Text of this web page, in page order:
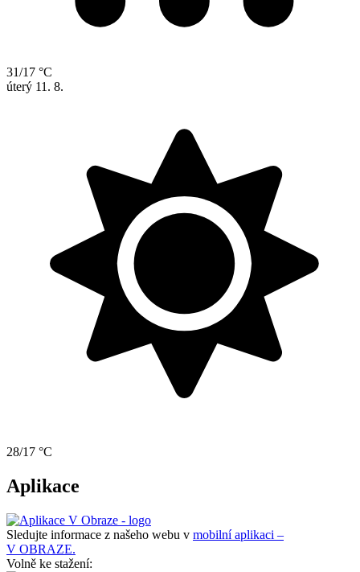
31/17 °C
úterý 11. 8.
28/17 °C
Aplikace
Sledujte informace z našeho webu v mobilní aplikaci –
V OBRAZE.
Volně ke stažení: